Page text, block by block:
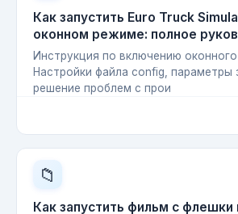
Как запустить Euro Truck
оконном режиме: полное
Инструкция по включению
Настройки файла config, параметры
решение проблем с прои
📁
Как запустить фильм с флешки